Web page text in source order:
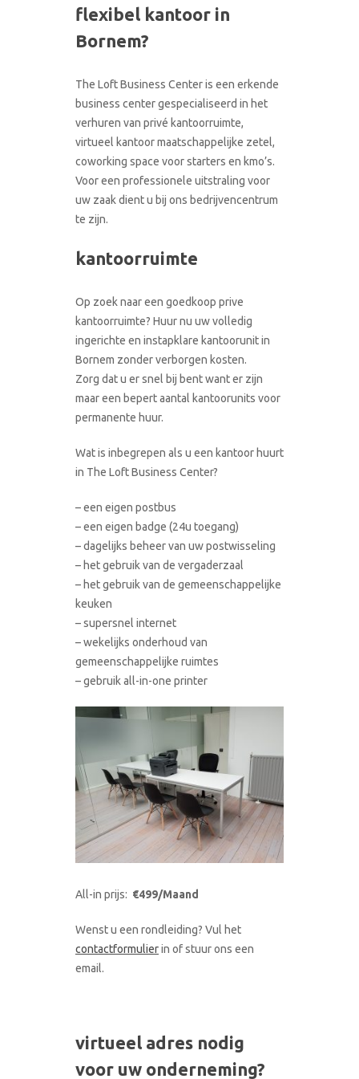
CONTACT
flexibel kantoor in
Bornem?
The Loft Business Center is een erkende
business center gespecialiseerd in het
verhuren van privé kantoorruimte,
virtueel kantoor maatschappelijke zetel,
coworking space voor starters en kmo’s.
Voor een professionele uitstraling voor
uw zaak dient u bij ons bedrijvencentrum
te zijn.
kantoorruimte
Op zoek naar een goedkoop prive
kantoorruimte? Huur nu uw volledig
ingerichte en instapklare kantoorunit in
Bornem zonder verborgen kosten.
Zorg dat u er snel bij bent want er zijn
maar een bepert aantal kantoorunits voor
permanente huur.
Wat is inbegrepen als u een kantoor huurt
in The Loft Business Center?
– een eigen postbus
– een eigen badge (24u toegang)
– dagelijks beheer van uw postwisseling
– het gebruik van de vergaderzaal
– het gebruik van de gemeenschappelijke
keuken
– supersnel internet
– wekelijks onderhoud van
gemeenschappelijke ruimtes
– gebruik all-in-one printer
All-in prijs: €499/Maand
Wenst u een rondleiding? Vul het
contactformulierin of stuur ons een
email.
virtueel adres nodig
voor uw onderneming?